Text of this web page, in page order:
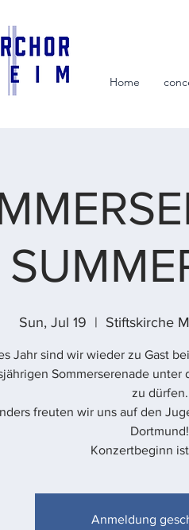
Home
Sun, Jul 19
  |
Stiftskirche
Jahr sind wir wieder zu Gast
Sommerserenade unter
zu dürfen.
freuten wir uns auf den
Dortmund!
Konzertbeginn ist
Anmeldung